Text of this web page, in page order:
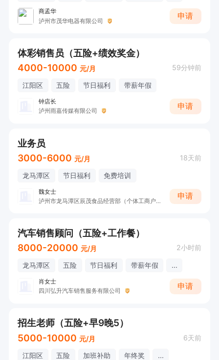
商孟华
泸州市茂华电器有限公司
申请
体彩销售员（五险+绩效奖金）
4000-10000 元/月 59分钟前
江阳区 五险 节日福利 带薪年假
钟店长
泸州雨嘉传媒有限公司
申请
业务员
3000-6000 元/月 18天前
龙马潭区 节日福利 免费培训
魏女士
泸州市龙马潭区辰茂食品经营部（个体工商户）
申请
汽车销售顾问（五险+工作餐）
8000-20000 元/月 2小时前
龙马潭区 五险 节日福利 带薪年假 ...
肖女士
四川弘升汽车销售服务有限公司
申请
招生老师（五险+早9晚5）
5000-10000 元/月 6天前
江阳区 五险 加班补助 年终奖 ...